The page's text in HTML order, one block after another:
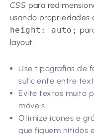
CSS para
usando propriedades
height: auto;
layout.
Use tipografias de
suficiente entre
Evite textos muito
móveis.
Otimize ícones e
que fiquem nítidos